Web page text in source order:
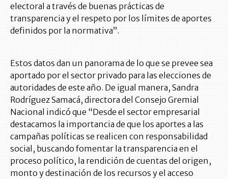
electoral a través de buenas prácticas de
transparencia y el respeto por los límites de aportes
definidos por la normativa”.
Estos datos dan un panorama de lo que se prevee sea
aportado por el sector privado para las elecciones de
autoridades de este año. De igual manera, Sandra
Rodríguez Samacá, directora del Consejo Gremial
Nacional indicó que “Desde el sector empresarial
destacamos la importancia de que los aportes a las
campañas políticas se realicen con responsabilidad
social, buscando fomentar la transparencia en el
proceso político, la rendición de cuentas del origen,
monto y destinación de los recursos y el acceso